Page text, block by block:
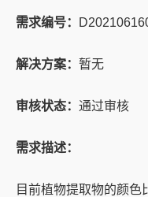
需求编号：
解决方案： 暂无
审核状态： 通过审核
需求描述：
目前植物提取物的颜